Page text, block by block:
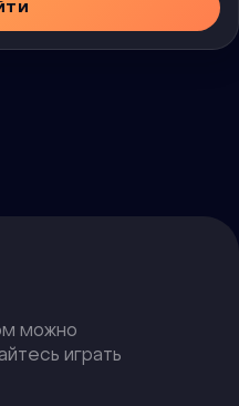
можно
играть